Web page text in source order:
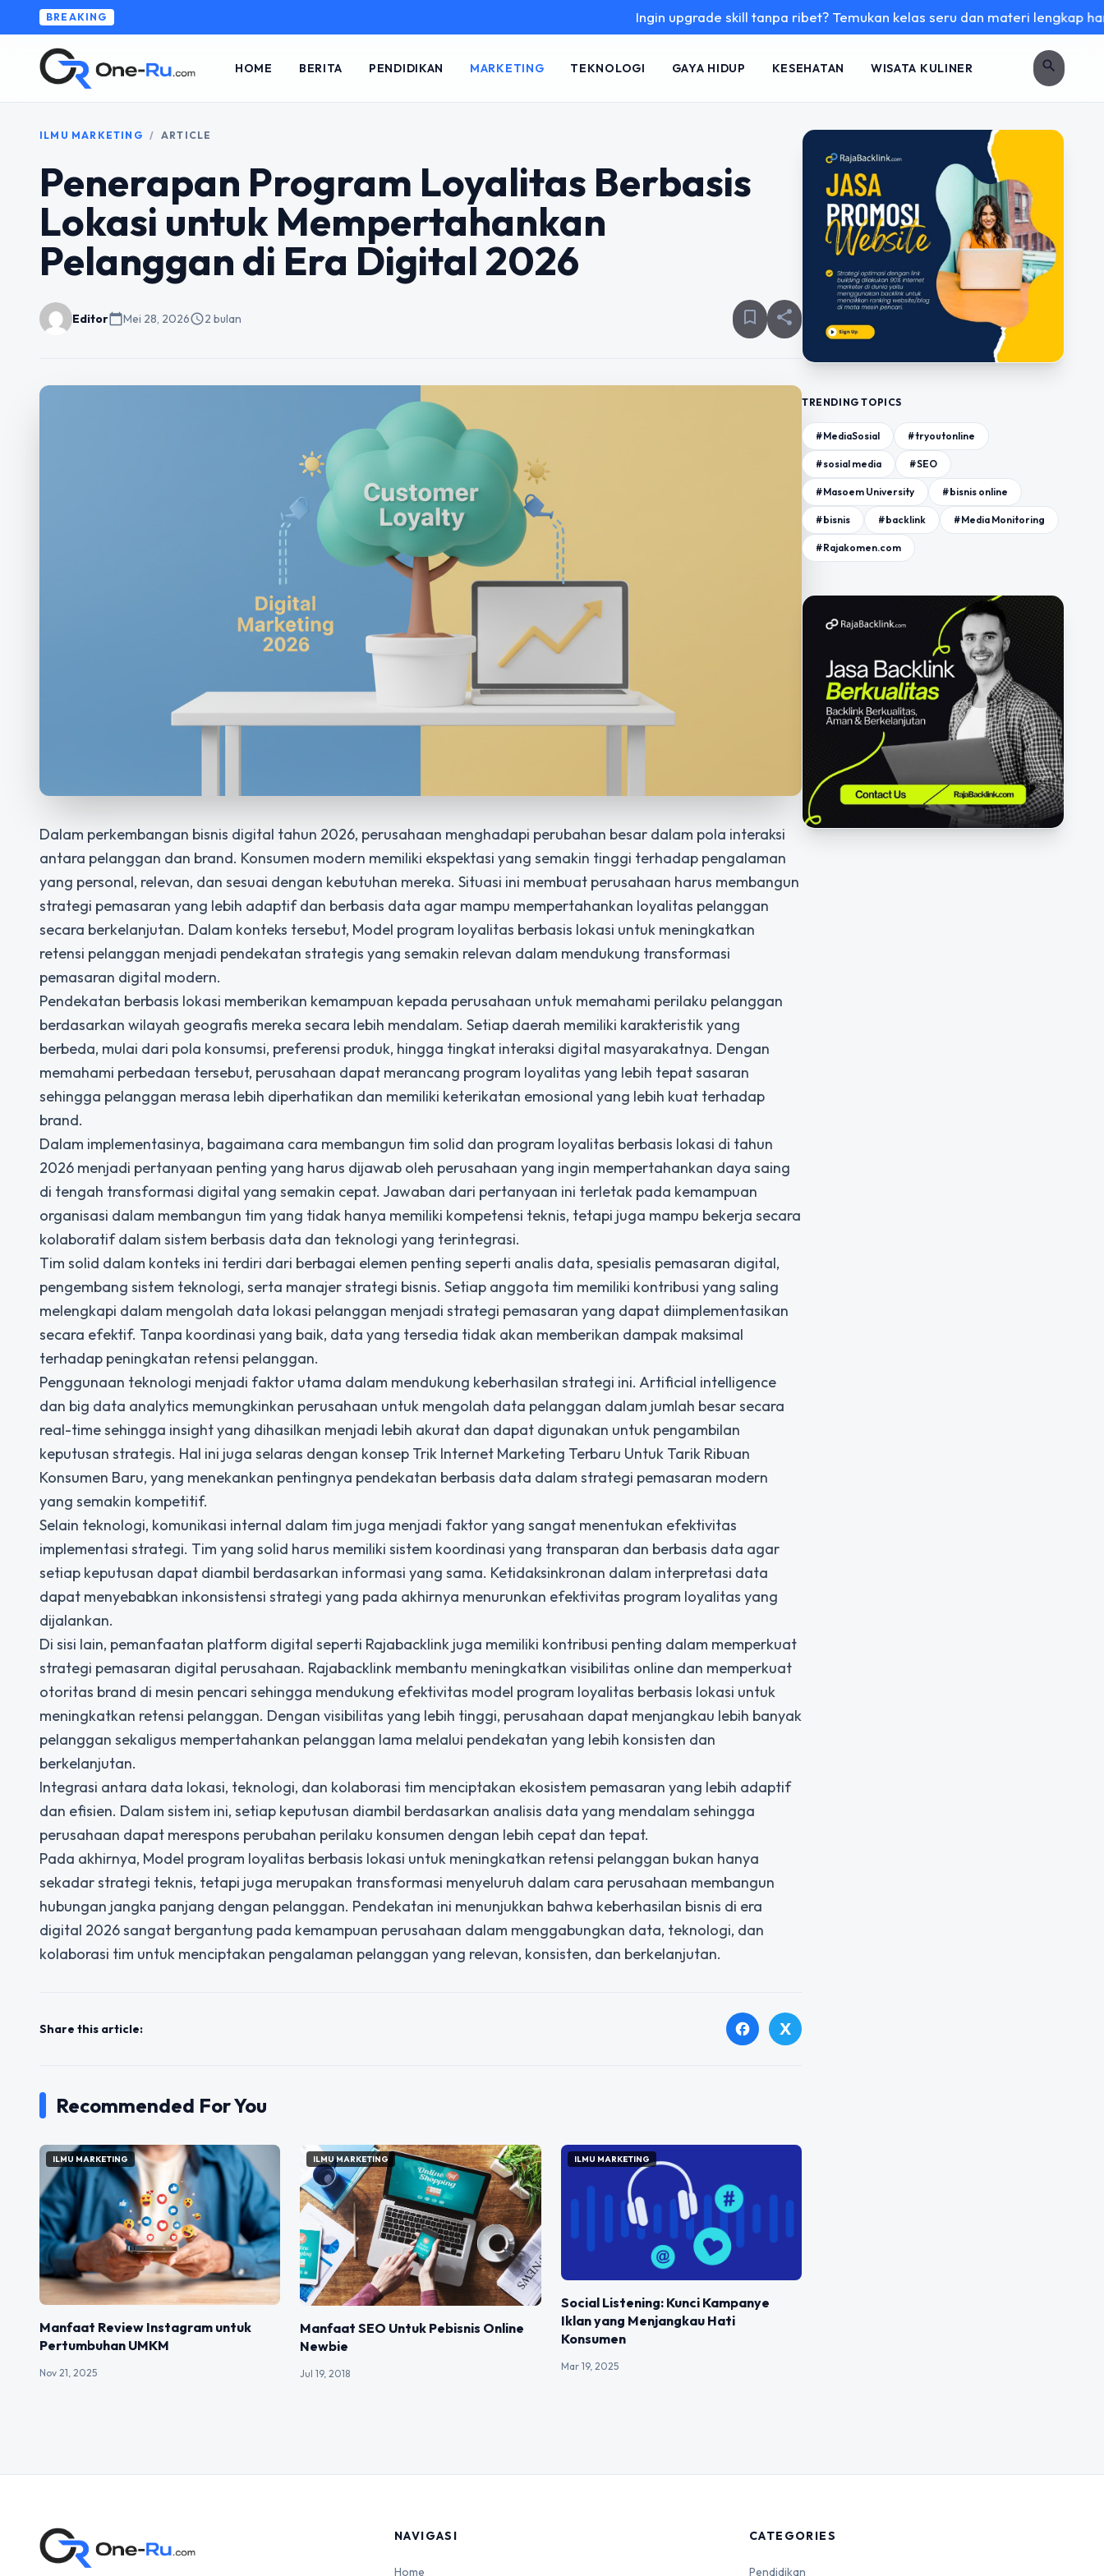
BREAKING Ingin upgrade skill tanpa ribet? Temukan kelas seru dan materi lengkap hanya di
HOME BERITA PENDIDIKAN MARKETING TEKNOLOGI GAYA HIDUP KESEHATAN WISATA KULINER search
ILMU MARKETING / ARTICLE
Penerapan Program Loyalitas Berbasis
Lokasi untuk Mempertahankan
Pelanggan di Era Digital 2026
Editorcalendar_todayMei 28, 2026schedule2 bulan bookmark_border share
Dalam perkembangan bisnis digital tahun 2026, perusahaan menghadapi perubahan besar dalam pola interaksi
antara pelanggan dan brand. Konsumen modern memiliki ekspektasi yang semakin tinggi terhadap pengalaman
yang personal, relevan, dan sesuai dengan kebutuhan mereka. Situasi ini membuat perusahaan harus membangun
strategi pemasaran yang lebih adaptif dan berbasis data agar mampu mempertahankan loyalitas pelanggan
secara berkelanjutan. Dalam konteks tersebut, Model program loyalitas berbasis lokasi untuk meningkatkan
retensi pelanggan menjadi pendekatan strategis yang semakin relevan dalam mendukung transformasi
pemasaran digital modern.
Pendekatan berbasis lokasi memberikan kemampuan kepada perusahaan untuk memahami perilaku pelanggan
berdasarkan wilayah geografis mereka secara lebih mendalam. Setiap daerah memiliki karakteristik yang
berbeda, mulai dari pola konsumsi, preferensi produk, hingga tingkat interaksi digital masyarakatnya. Dengan
memahami perbedaan tersebut, perusahaan dapat merancang program loyalitas yang lebih tepat sasaran
sehingga pelanggan merasa lebih diperhatikan dan memiliki keterikatan emosional yang lebih kuat terhadap
brand.
Dalam implementasinya, bagaimana cara membangun tim solid dan program loyalitas berbasis lokasi di tahun
2026 menjadi pertanyaan penting yang harus dijawab oleh perusahaan yang ingin mempertahankan daya saing
di tengah transformasi digital yang semakin cepat. Jawaban dari pertanyaan ini terletak pada kemampuan
organisasi dalam membangun tim yang tidak hanya memiliki kompetensi teknis, tetapi juga mampu bekerja secara
kolaboratif dalam sistem berbasis data dan teknologi yang terintegrasi.
Tim solid dalam konteks ini terdiri dari berbagai elemen penting seperti analis data, spesialis pemasaran digital,
pengembang sistem teknologi, serta manajer strategi bisnis. Setiap anggota tim memiliki kontribusi yang saling
melengkapi dalam mengolah data lokasi pelanggan menjadi strategi pemasaran yang dapat diimplementasikan
secara efektif. Tanpa koordinasi yang baik, data yang tersedia tidak akan memberikan dampak maksimal
terhadap peningkatan retensi pelanggan.
Penggunaan teknologi menjadi faktor utama dalam mendukung keberhasilan strategi ini. Artificial intelligence
dan big data analytics memungkinkan perusahaan untuk mengolah data pelanggan dalam jumlah besar secara
real-time sehingga insight yang dihasilkan menjadi lebih akurat dan dapat digunakan untuk pengambilan
keputusan strategis. Hal ini juga selaras dengan konsep Trik Internet Marketing Terbaru Untuk Tarik Ribuan
Konsumen Baru, yang menekankan pentingnya pendekatan berbasis data dalam strategi pemasaran modern
yang semakin kompetitif.
Selain teknologi, komunikasi internal dalam tim juga menjadi faktor yang sangat menentukan efektivitas
implementasi strategi. Tim yang solid harus memiliki sistem koordinasi yang transparan dan berbasis data agar
setiap keputusan dapat diambil berdasarkan informasi yang sama. Ketidaksinkronan dalam interpretasi data
dapat menyebabkan inkonsistensi strategi yang pada akhirnya menurunkan efektivitas program loyalitas yang
dijalankan.
Di sisi lain, pemanfaatan platform digital seperti Rajabacklink juga memiliki kontribusi penting dalam memperkuat
strategi pemasaran digital perusahaan. Rajabacklink membantu meningkatkan visibilitas online dan memperkuat
otoritas brand di mesin pencari sehingga mendukung efektivitas model program loyalitas berbasis lokasi untuk
meningkatkan retensi pelanggan. Dengan visibilitas yang lebih tinggi, perusahaan dapat menjangkau lebih banyak
pelanggan sekaligus mempertahankan pelanggan lama melalui pendekatan yang lebih konsisten dan
berkelanjutan.
Integrasi antara data lokasi, teknologi, dan kolaborasi tim menciptakan ekosistem pemasaran yang lebih adaptif
dan efisien. Dalam sistem ini, setiap keputusan diambil berdasarkan analisis data yang mendalam sehingga
perusahaan dapat merespons perubahan perilaku konsumen dengan lebih cepat dan tepat.
Pada akhirnya, Model program loyalitas berbasis lokasi untuk meningkatkan retensi pelanggan bukan hanya
sekadar strategi teknis, tetapi juga merupakan transformasi menyeluruh dalam cara perusahaan membangun
hubungan jangka panjang dengan pelanggan. Pendekatan ini menunjukkan bahwa keberhasilan bisnis di era
digital 2026 sangat bergantung pada kemampuan perusahaan dalam menggabungkan data, teknologi, dan
kolaborasi tim untuk menciptakan pengalaman pelanggan yang relevan, konsisten, dan berkelanjutan.
Share this article: facebook X
Recommended For You
ILMU MARKETING
Manfaat Review Instagram untuk
Pertumbuhan UMKM
Nov 21, 2025
ILMU MARKETING
Manfaat SEO Untuk Pebisnis Online
Newbie
Jul 19, 2018
ILMU MARKETING
Social Listening: Kunci Kampanye
Iklan yang Menjangkau Hati
Konsumen
Mar 19, 2025
TRENDING TOPICS
#MediaSosial #tryoutonline
#sosial media #SEO
#Masoem University #bisnis online
#bisnis #backlink #Media Monitoring
#Rajakomen.com
NAVIGASI
Home
CATEGORIES
Pendidikan